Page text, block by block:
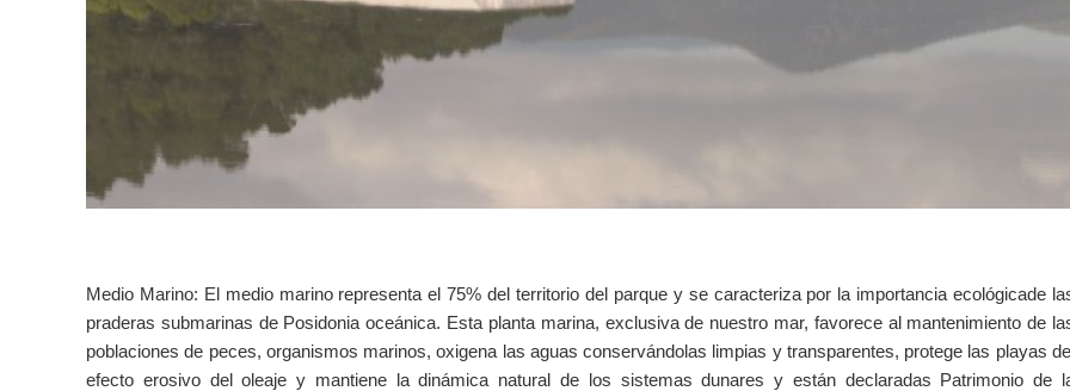
Medio Marino: El medio marino representa el 75% del territorio del parque y se caracteriza por la importancia ecológicade
praderas submarinas de Posidonia oceánica. Esta planta marina, exclusiva de nuestro mar, favorece al mantenimiento de
poblaciones de peces, organismos marinos, oxigena las aguas conservándolas limpias y transparentes, protege las playas
efecto erosivo del oleaje y mantiene la dinámica natural de los sistemas dunares y están declaradas Patrimonio de